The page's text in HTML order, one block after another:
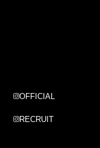
OFFICIAL
RECRUIT